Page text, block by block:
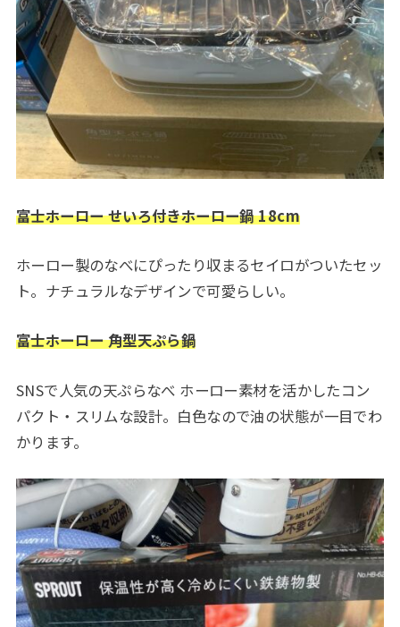
富士ホーロー せいろ付きホーロー鍋 18cm
ホーロー製のなべにぴったり収まるセイロがついたセッ
ト。ナチュラルなデザインで可愛らしい。
富士ホーロー 角型天ぷら鍋
SNSで人気の天ぷらなべ ホーロー素材を活かしたコン
パクト・スリムな設計。白色なので油の状態が一目でわ
かります。